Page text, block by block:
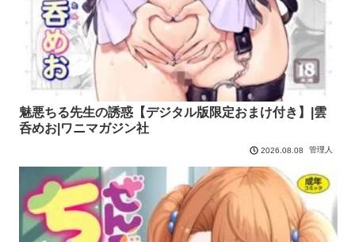
魅悪ちる先生の誘惑【デジタル版限定おまけ付き】|雲
呑めお|ワニマガジン社
2026.08.08 管理人